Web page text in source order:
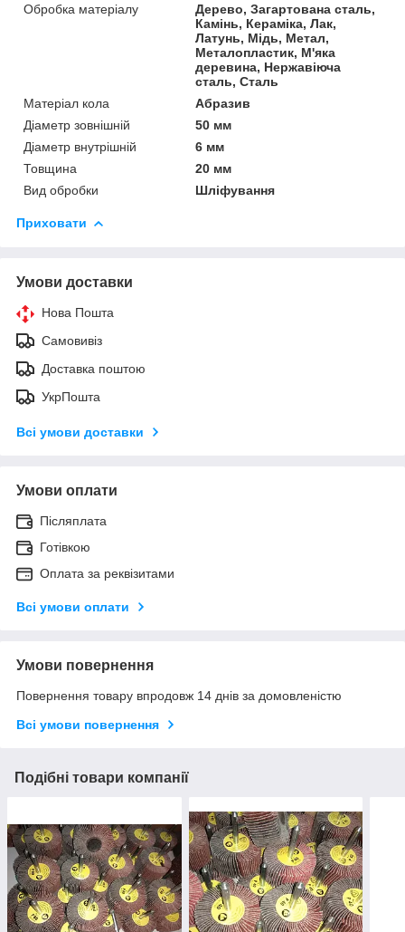
Обробка матеріалу
Дерево, Загартована сталь,
Камінь, Кераміка, Лак,
Латунь, Мідь, Метал,
Металопластик, М'яка
деревина, Нержавіюча
сталь, Сталь
Матеріал кола
Абразив
Діаметр зовнішній
50 мм
Діаметр внутрішній
6 мм
Товщина
20 мм
Вид обробки
Шліфування
Приховати
Умови доставки
Нова Пошта
Самовивіз
Доставка поштою
УкрПошта
Всі умови доставки
Умови оплати
Післяплата
Готівкою
Оплата за реквізитами
Всі умови оплати
Умови повернення
Повернення товару впродовж 14 днів за домовленістю
Всі умови повернення
Подібні товари компанії